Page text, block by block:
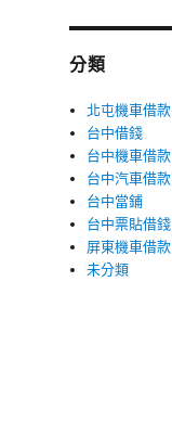
分類
北屯機車借款
台中借錢
台中機車借款
台中汽車借款
台中當鋪
台中票貼借錢
屏東機車借款
未分類